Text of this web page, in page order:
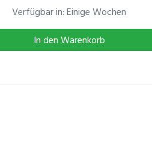
Verfügbar in: Einige Wochen
In den Warenkorb